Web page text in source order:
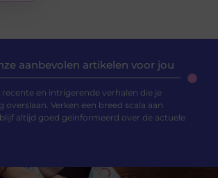
aanbevolen artikelen voor jou
en intrigerende verhalen die je
overslaan. Verken een breed scala aan
altijd goed geïnformeerd over de actuele